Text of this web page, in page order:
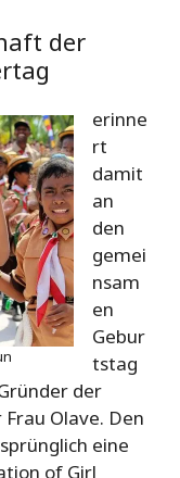
der
erinne
rt
damit
an
den
gemei
nsam
en
Gebur
tstag
der
Olave. Den
eine
of Girl